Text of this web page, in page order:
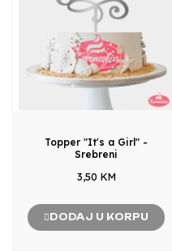
Topper "It's a Girl" -
Srebreni
3,50 KM
DODAJ U KORPU